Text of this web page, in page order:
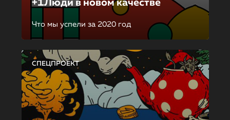
+1Люди в новом качестве
Что мы успели за 2020 год
СПЕЦПРОЕКТ